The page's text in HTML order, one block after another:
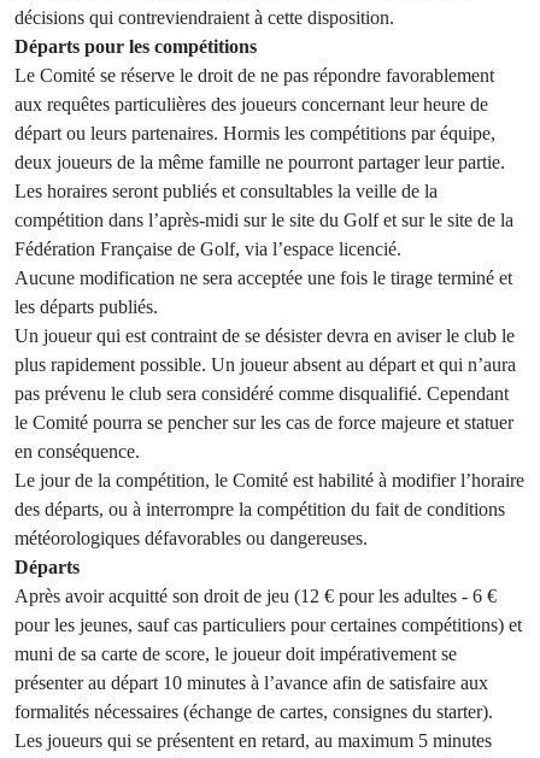
décisions qui contreviendraient à cette disposition.
Départs pour les compétitions
Le Comité se réserve le droit de ne pas répondre favorablement
aux requêtes particulières des joueurs concernant leur heure de
départ ou leurs partenaires. Hormis les compétitions par équipe,
deux joueurs de la même famille ne pourront partager leur partie.
Les horaires seront publiés et consultables la veille de la
compétition dans l’après-midi sur le site du Golf et sur le site de la
Fédération Française de Golf, via l’espace licencié.
Aucune modification ne sera acceptée une fois le tirage terminé et
les départs publiés.
Un joueur qui est contraint de se désister devra en aviser le club le
plus rapidement possible. Un joueur absent au départ et qui n’aura
pas prévenu le club sera considéré comme disqualifié. Cependant
le Comité pourra se pencher sur les cas de force majeure et statuer
en conséquence.
Le jour de la compétition, le Comité est habilité à modifier l’horaire
des départs, ou à interrompre la compétition du fait de conditions
météorologiques défavorables ou dangereuses.
Départs
Après avoir acquitté son droit de jeu (12 € pour les adultes - 6 €
pour les jeunes, sauf cas particuliers pour certaines compétitions) et
muni de sa carte de score, le joueur doit impérativement se
présenter au départ 10 minutes à l’avance afin de satisfaire aux
formalités nécessaires (échange de cartes, consignes du starter).
Les joueurs qui se présentent en retard, au maximum 5 minutes